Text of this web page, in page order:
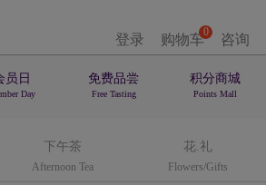
登录 0
购物车 咨询
员日
Day
免费品尝
Free Tasting
积分商城
Points Mall
下午茶
Afternoon Tea
花.礼
Flowers/Gifts